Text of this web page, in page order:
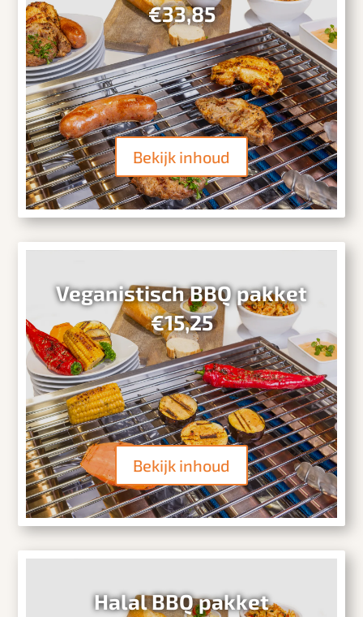
€33,85
Bekijk inhoud
Veganistisch BBQ pakket
€15,25
Bekijk inhoud
Halal BBQ pakket